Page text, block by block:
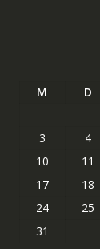
M D
3
4
10
11
17
18
24
25
31